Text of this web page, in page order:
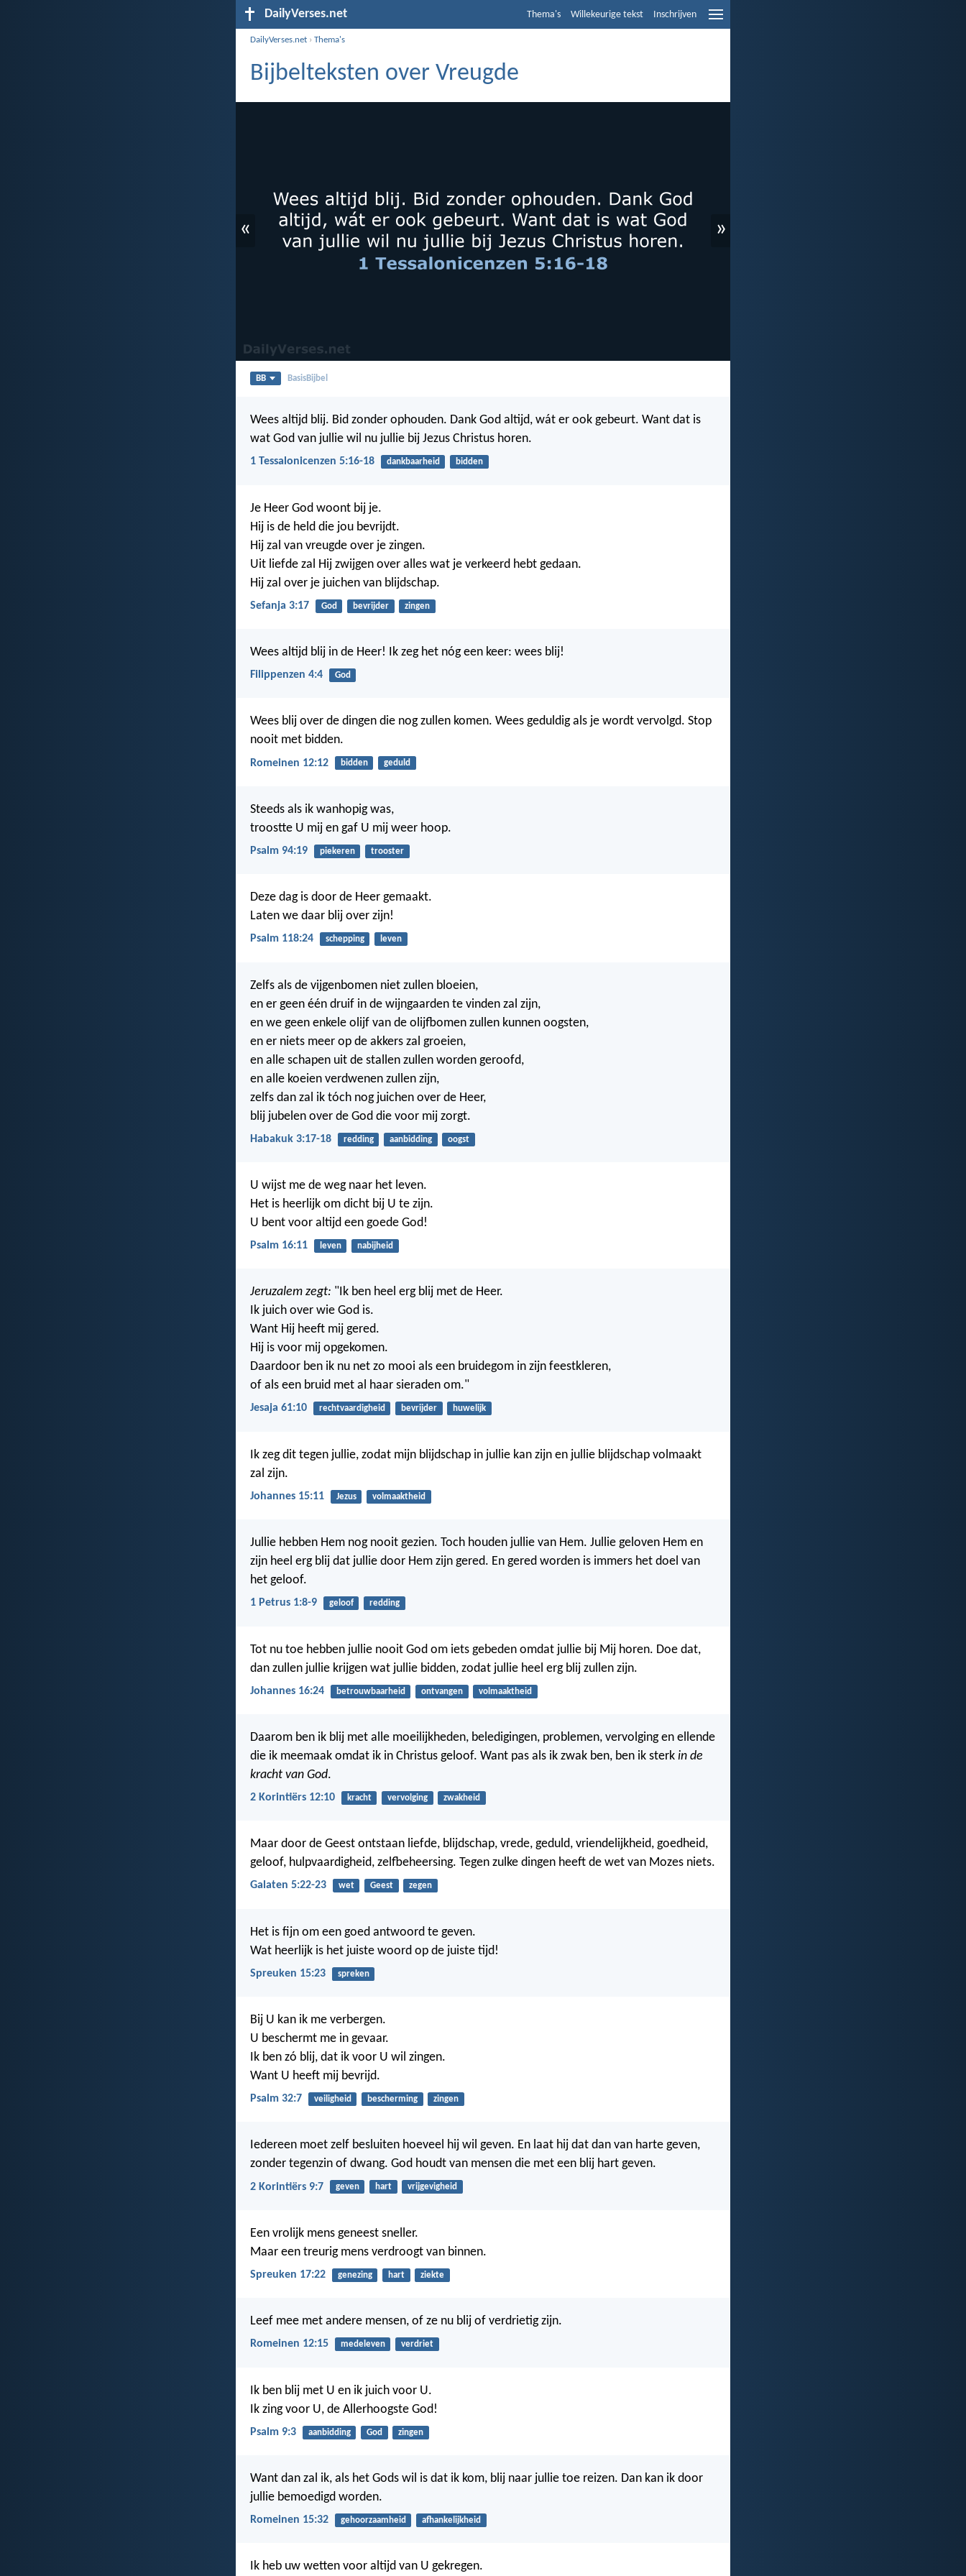
DailyVerses.net Thema's Willekeurige tekst Inschrijven
DailyVerses.net ›Thema's
Bijbelteksten over Vreugde
« »
BB BasisBijbel
Wees altijd blij. Bid zonder ophouden. Dank God altijd, wát er ook gebeurt. Want dat is
wat God van jullie wil nu jullie bij Jezus Christus horen.
1 Tessalonicenzen 5:16-18 dankbaarheid bidden
Je Heer God woont bij je.
Hij is de held die jou bevrijdt.
Hij zal van vreugde over je zingen.
Uit liefde zal Hij zwijgen over alles wat je verkeerd hebt gedaan.
Hij zal over je juichen van blijdschap.
Sefanja 3:17 God bevrijder zingen
Wees altijd blij in de Heer! Ik zeg het nóg een keer: wees blij!
Filippenzen 4:4 God
Wees blij over de dingen die nog zullen komen. Wees geduldig als je wordt vervolgd. Stop
nooit met bidden.
Romeinen 12:12 bidden geduld
Steeds als ik wanhopig was,
troostte U mij en gaf U mij weer hoop.
Psalm 94:19 piekeren trooster
Deze dag is door de Heer gemaakt.
Laten we daar blij over zijn!
Psalm 118:24 schepping leven
Zelfs als de vijgenbomen niet zullen bloeien,
en er geen één druif in de wijngaarden te vinden zal zijn,
en we geen enkele olijf van de olijfbomen zullen kunnen oogsten,
en er niets meer op de akkers zal groeien,
en alle schapen uit de stallen zullen worden geroofd,
en alle koeien verdwenen zullen zijn,
zelfs dan zal ik tóch nog juichen over de Heer,
blij jubelen over de God die voor mij zorgt.
Habakuk 3:17-18 redding aanbidding oogst
U wijst me de weg naar het leven.
Het is heerlijk om dicht bij U te zijn.
U bent voor altijd een goede God!
Psalm 16:11 leven nabijheid
Jeruzalem zegt: "Ik ben heel erg blij met de Heer.
Ik juich over wie God is.
Want Hij heeft mij gered.
Hij is voor mij opgekomen.
Daardoor ben ik nu net zo mooi als een bruidegom in zijn feestkleren,
of als een bruid met al haar sieraden om."
Jesaja 61:10 rechtvaardigheid bevrijder huwelijk
Ik zeg dit tegen jullie, zodat mijn blijdschap in jullie kan zijn en jullie blijdschap volmaakt
zal zijn.
Johannes 15:11 Jezus volmaaktheid
Jullie hebben Hem nog nooit gezien. Toch houden jullie van Hem. Jullie geloven Hem en
zijn heel erg blij dat jullie door Hem zijn gered. En gered worden is immers het doel van
het geloof.
1 Petrus 1:8-9 geloof redding
Tot nu toe hebben jullie nooit God om iets gebeden omdat jullie bij Mij horen. Doe dat,
dan zullen jullie krijgen wat jullie bidden, zodat jullie heel erg blij zullen zijn.
Johannes 16:24 betrouwbaarheid ontvangen volmaaktheid
Daarom ben ik blij met alle moeilijkheden, beledigingen, problemen, vervolging en ellende
die ik meemaak omdat ik in Christus geloof. Want pas als ik zwak ben, ben ik sterk in de
kracht van God.
2 Korintiërs 12:10 kracht vervolging zwakheid
Maar door de Geest ontstaan liefde, blijdschap, vrede, geduld, vriendelijkheid, goedheid,
geloof, hulpvaardigheid, zelfbeheersing. Tegen zulke dingen heeft de wet van Mozes niets.
Galaten 5:22-23 wet Geest zegen
Het is fijn om een goed antwoord te geven.
Wat heerlijk is het juiste woord op de juiste tijd!
Spreuken 15:23 spreken
Bij U kan ik me verbergen.
U beschermt me in gevaar.
Ik ben zó blij, dat ik voor U wil zingen.
Want U heeft mij bevrijd.
Psalm 32:7 veiligheid bescherming zingen
Iedereen moet zelf besluiten hoeveel hij wil geven. En laat hij dat dan van harte geven,
zonder tegenzin of dwang. God houdt van mensen die met een blij hart geven.
2 Korintiërs 9:7 geven hart vrijgevigheid
Een vrolijk mens geneest sneller.
Maar een treurig mens verdroogt van binnen.
Spreuken 17:22 genezing hart ziekte
Leef mee met andere mensen, of ze nu blij of verdrietig zijn.
Romeinen 12:15 medeleven verdriet
Ik ben blij met U en ik juich voor U.
Ik zing voor U, de Allerhoogste God!
Psalm 9:3 aanbidding God zingen
Want dan zal ik, als het Gods wil is dat ik kom, blij naar jullie toe reizen. Dan kan ik door
jullie bemoedigd worden.
Romeinen 15:32 gehoorzaamheid afhankelijkheid
Ik heb uw wetten voor altijd van U gekregen.